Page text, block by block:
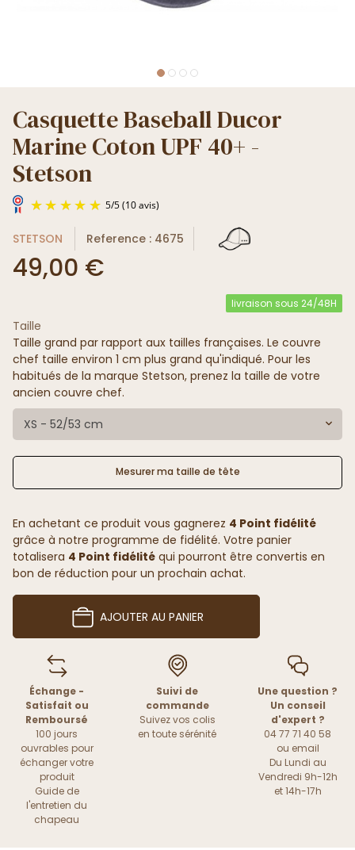
Casquette Baseball Ducor
Marine Coton UPF 40+ -
Stetson
5 (10 avis)
STETSON Reference : 4675
49,00 €
livraison sous 24/48H
Taille
Taille grand par rapport aux tailles françaises. Le couvre
chef taille environ 1 cm plus grand qu'indiqué. Pour les
habitués de la marque Stetson, prenez la taille de votre
ancien couvre chef.
XS - 52/53 cm
Mesurer ma taille de tête
En achetant ce produit vous gagnerez 4 Point fidélité
grâce à notre programme de fidélité. Votre panier
totalisera 4 Point fidélité qui pourront être convertis en
bon de réduction pour un prochain achat.
AJOUTER AU PANIER
Échange -
Satisfait ou
Remboursé
100 jours
ouvrables pour
échanger votre
produit
Guide de
l'entretien du
chapeau
Suivi de
commande
Suivez vos colis
en toute sérénité
Une question ?
Un conseil
d'expert ?
04 77 71 40 58
ou email
Du Lundi au
Vendredi 9h-12h
et 14h-17h